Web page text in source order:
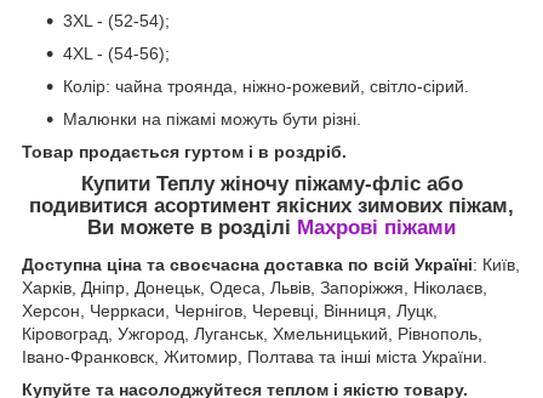
3XL - (52-54);
4XL - (54-56);
Колір: чайна троянда, ніжно-рожевий, світло-сірий.
Малюнки на піжамі можуть бути різні.
Товар продається гуртом і в роздріб.
Купити Теплу жіночу піжаму-фліс або
подивитися асортимент якісних зимових піжам,
Ви можете в розділі Махрові піжами
Доступна ціна та своєчасна доставка по всій Україні: Київ,
Харків, Дніпр, Донецьк, Одеса, Львів, Запоріжжя, Ніколаєв,
Херсон, Черркаси, Чернігов, Черевці, Вінниця, Луцк,
Кіровоград, Ужгород, Луганськ, Хмельницький, Рівнополь,
Івано-Франковск, Житомир, Полтава та інші міста України.
Купуйте та насолоджуйтеся теплом і якістю товару.